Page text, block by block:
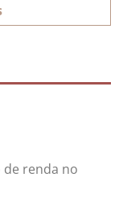
de renda no